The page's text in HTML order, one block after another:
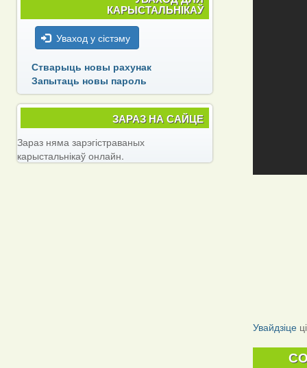
Увайдзіце
КАРЫСТАЛЬНІКАЎ
Уваход у сістэму
Стварыць новы рахунак
Запытаць новы пароль
ЗАРАЗ НА САЙЦЕ
Зараз няма зарэгістраваных
карыстальнікаў онлайн.